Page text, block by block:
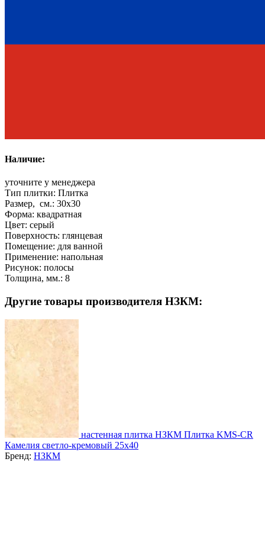
Наличие:
уточните у менеджера
Тип плитки: Плитка
Размер, см.: 30x30
Форма: квадратная
Цвет: серый
Поверхность: глянцевая
Помещение: для ванной
Применение: напольная
Рисунок: полосы
Толщина, мм.: 8
Другие товары производителя НЗКМ:
настенная плитка НЗКМ Плитка KMS-CR
Камелия светло-кремовый 25x40
Бренд: НЗКМ